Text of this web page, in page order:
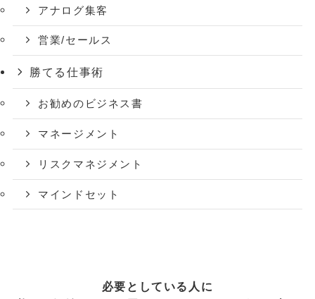
アナログ集客
営業/セールス
勝てる仕事術
お勧めのビジネス書
マネージメント
リスクマネジメント
マインドセット
必要としている人に